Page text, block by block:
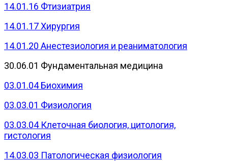
14.01.16 Фтизиатрия
14.01.17 Хирургия
14.01.20 Анестезиология и реаниматология
30.06.01 Фундаментальная медицина
03.01.04 Биохимия
03.03.01 Физиология
03.03.04 Клеточная биология, цитология,
гистология
14.03.03 Патологическая физиология